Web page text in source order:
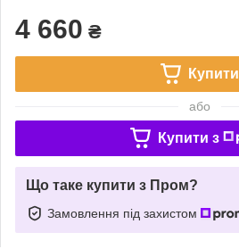
4 660 ₴
Купити
або
Купити з
Що таке купити з Пром?
Замовлення під захистом